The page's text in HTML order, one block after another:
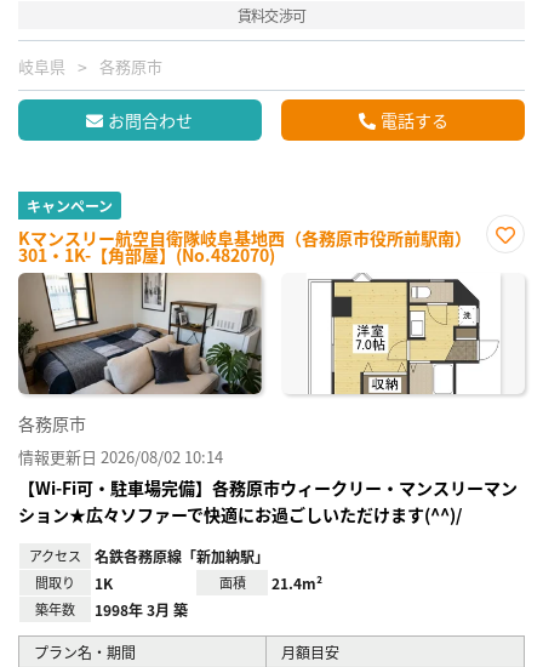
賃料交渉可
岐阜県 各務原市
お問合わせ 電話する
キャンペーン
Kマンスリー航空自衛隊岐阜基地西（各務原市役所前駅南）
301・1K-【角部屋】(No.482070)
に入
各務原市
情報更新日 2026/08/02 10:14
【Wi-Fi可・駐車場完備】各務原市ウィークリー・マンスリーマン
ション★広々ソファーで快適にお過ごしいただけます(^^)/
アクセス 名鉄各務原線「新加納駅」
間取り 1K 面積 21.4m²
築年数 1998年 3月 築
プラン名・期間 月額目安